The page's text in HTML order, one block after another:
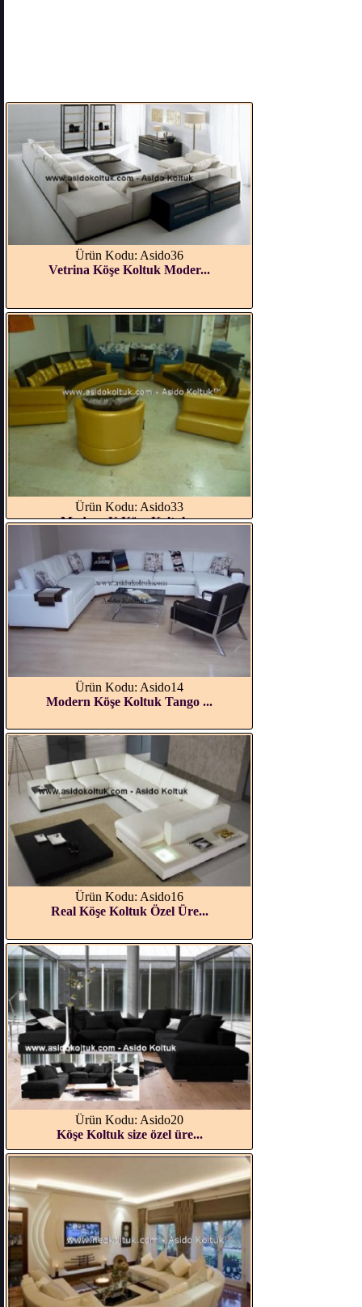
Ürün Kodu: Asido36
Vetrina Köşe Koltuk Moder...
Ürün Kodu: Asido33
Modern U Köşe Koltuk...
Ürün Kodu: Asido14
Modern Köşe Koltuk Tango ...
Ürün Kodu: Asido16
Real Köşe Koltuk Özel Üre...
Ürün Kodu: Asido20
Köşe Koltuk size özel üre...